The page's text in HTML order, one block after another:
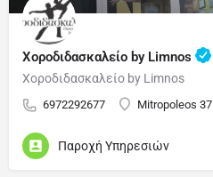
Χοροδιδασκαλείο by Limnos
Χοροδιδασκαλείο by Limnos
6972292677 Mitropoleos 37
Παροχή Υπηρεσιών